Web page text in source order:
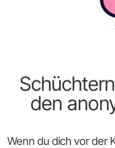
den
Wenn du dich vor der